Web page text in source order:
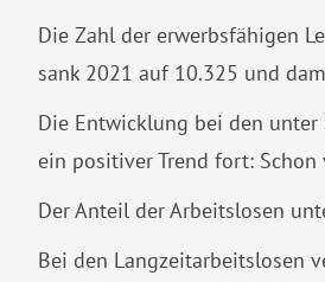
Die Zahl der erwerbsfähigen
sank 2021 auf 10.325 und
Die Entwicklung bei den
ein positiver Trend fort:
Der Anteil der Arbeitslosen
Bei den Langzeitarbeitslosen